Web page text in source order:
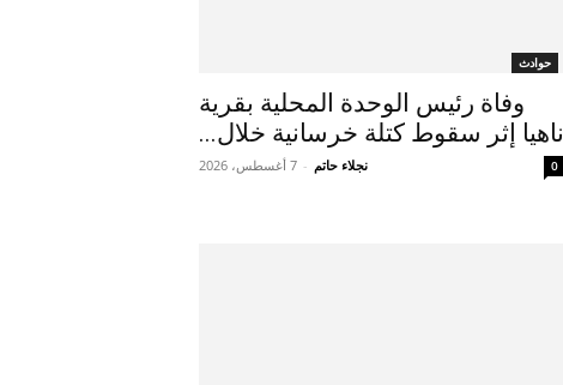
حوادث
وفاة رئيس الوحدة المحلية بقرية
ناهيا إثر سقوط كتلة خرسانية خلال...
نجلاء حاتم - 7 أغسطس، 2026 0